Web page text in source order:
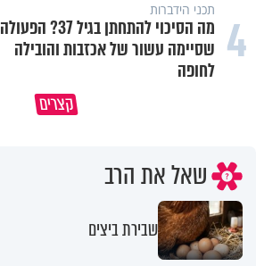
4 תכני הידברות
מה הסיכוי להתחתן בגיל 37? הפעולה
שסיימה עשור של אכזבות והובילה
לחופה
קצרים
באיזה ארץ לומדים יותר גמרא בדרום
שאל את הרב
שבירת ביצים